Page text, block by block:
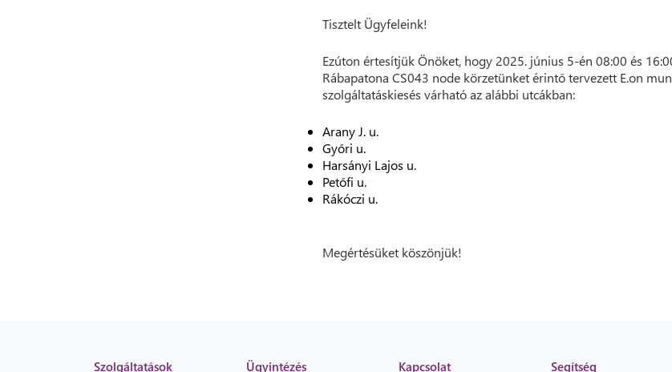
Tisztelt Ügyfeleink!
Ezúton értesítjük Önöket, hogy 2025. június 5-én 08:00 és
Rábapatona CS043 node körzetünket érintő tervezett E.on
szolgáltatáskiesés várható az alábbi utcákban:
Arany J. u.
Győri u.
Harsányi Lajos u.
Petőfi u.
Rákóczi u.
Megértésüket köszönjük!
Szolgáltatások Ügyintézés Kapcsolat Segítség